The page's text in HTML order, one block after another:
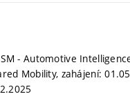
- Automotive
Mobility, zahájení: